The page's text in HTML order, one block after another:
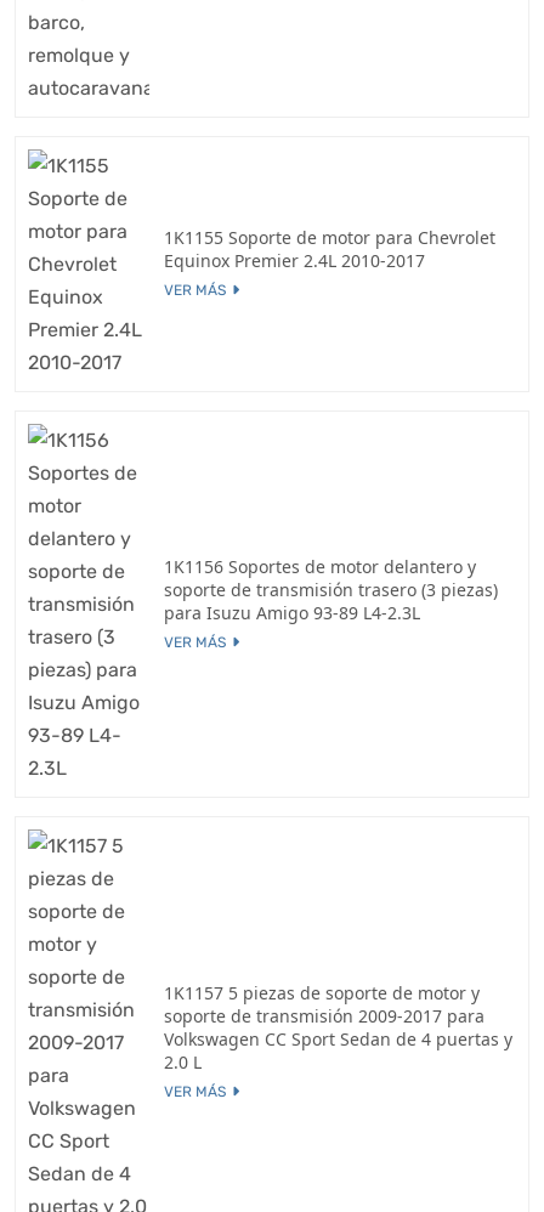
1K1155 Soporte de motor para Chevrolet
Equinox Premier 2.4L 2010-2017
VER MÁS
1K1156 Soportes de motor delantero y
soporte de transmisión trasero (3 piezas)
para Isuzu Amigo 93-89 L4-2.3L
VER MÁS
1K1157 5 piezas de soporte de motor y
soporte de transmisión 2009-2017 para
Volkswagen CC Sport Sedan de 4 puertas y
2.0 L
VER MÁS